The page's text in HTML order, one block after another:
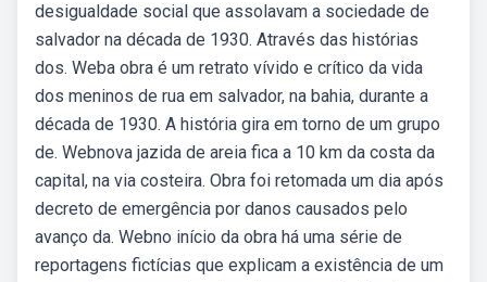
desigualdade social que assolavam a sociedade de
salvador na década de 1930. Através das histórias
dos. Weba obra é um retrato vívido e crítico da vida
dos meninos de rua em salvador, na bahia, durante a
década de 1930. A história gira em torno de um grupo
de. Webnova jazida de areia fica a 10 km da costa da
capital, na via costeira. Obra foi retomada um dia após
decreto de emergência por danos causados pelo
avanço da. Webno início da obra há uma série de
reportagens fictícias que explicam a existência de um